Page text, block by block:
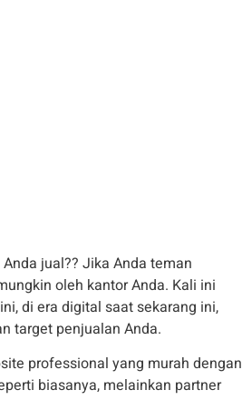
jual?? Jika Anda teman
oleh kantor Anda. Kali ini
di era digital saat sekarang ini,
target penjualan Anda.
professional yang murah dengan
biasanya, melainkan partner